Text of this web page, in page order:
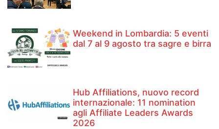
Weekend in Lombardia: 5 eventi
dal 7 al 9 agosto tra sagre e birra
Hub Affiliations, nuovo record
internazionale: 11 nomination
agli Affiliate Leaders Awards
2026